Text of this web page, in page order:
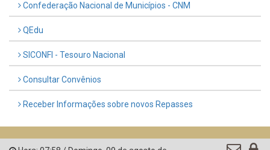
Confederação Nacional de Municípios - CNM
QEdu
SICONFI - Tesouro Nacional
Consultar Convênios
Receber Informações sobre novos Repasses